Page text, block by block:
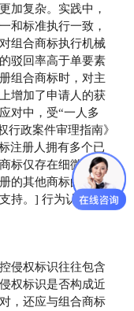
加复杂。实践中，
和标准执行一致，
组合商标执行机械
驳回率高于单要素
组合商标时，对主
增加了申请人的获
对中，受“一人多
行政案件审理指南》
注册人拥有多个已
标仅存在细微差
的其他商标的，对
持。] 行为认定标准
侵权标识往往包含
权标识是否构成近
，还应与组合商标